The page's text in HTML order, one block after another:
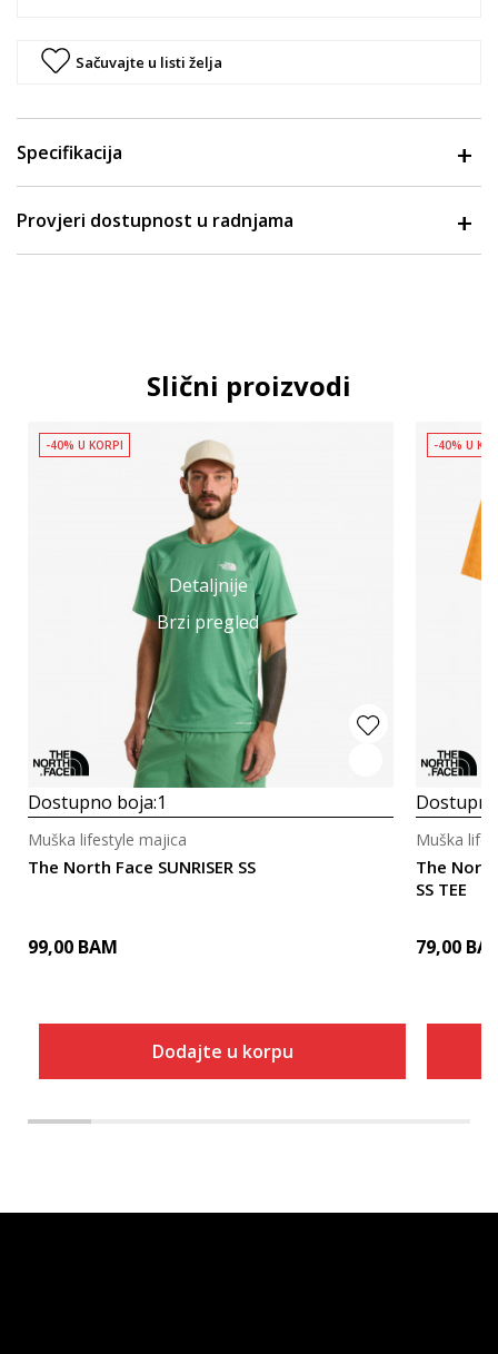
Sačuvajte u listi želja
Specifikacija
Provjeri dostupnost u radnjama
Slični proizvodi
Detaljnije
Brzi pregled
-40% U KORPI
Dostupno boja:1
The North Face SUNRISER SS
Muška lifestyle majica
99,00 BAM
Dodajte u korpu
-40% U
The North
SS TEE
Muška
79,00